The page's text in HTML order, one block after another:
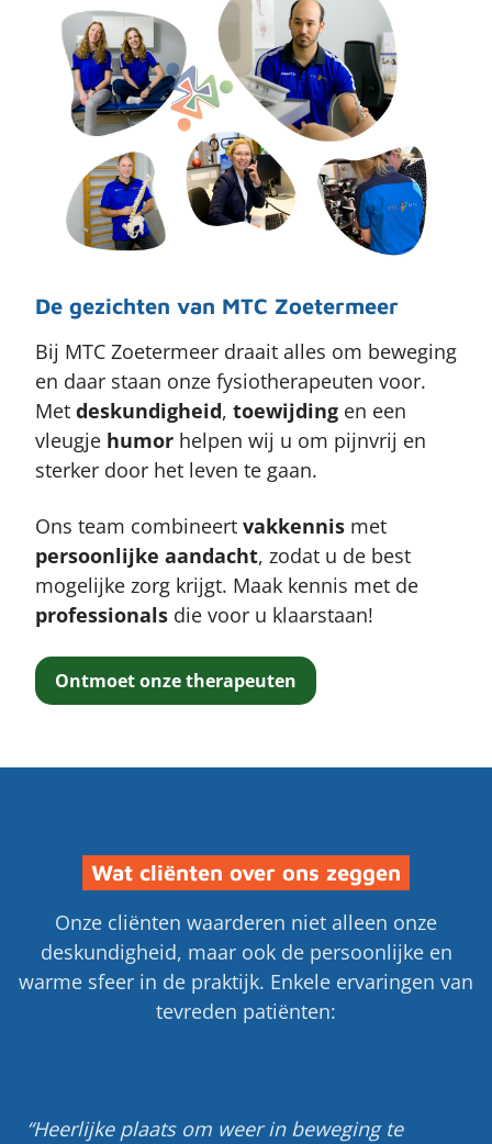
De gezichten van MTC Zoetermeer
Bij MTC Zoetermeer draait alles om beweging
en daar staan onze fysiotherapeuten voor.
Met deskundigheid, toewijding en een
vleugje humor helpen wij u om pijnvrij en
sterker door het leven te gaan.
Ons team combineert vakkennis met
persoonlijke aandacht, zodat u de best
mogelijke zorg krijgt. Maak kennis met de
professionals die voor u klaarstaan!
Ontmoet onze therapeuten
Wat cliënten over ons zeggen
Onze cliënten waarderen niet alleen onze
deskundigheid, maar ook de persoonlijke en
warme sfeer in de praktijk. Enkele ervaringen van
tevreden patiënten:
Heerlijke plaats om weer in beweging te